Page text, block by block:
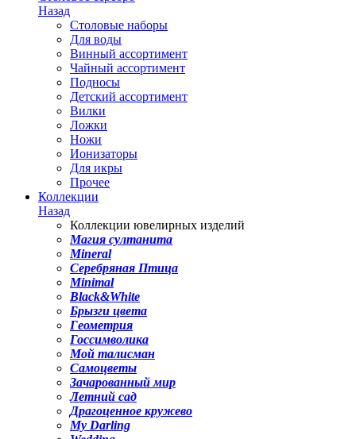
Назад
Столовые наборы
Для воды
Винный ассортимент
Чайный ассортимент
Подносы
Детский ассортимент
Вилки
Ложки
Ножи
Ионизаторы
Для икры
Прочее
Коллекции
Назад
Коллекции ювелирных изделий
Магия султанита
Mineral
Серебряная Птица
Minimal
Black&White
Брызги цвета
Геометрия
Госсимволика
Мой талисман
Самоцветы
Зачарованный мир
Летний сад
Драгоценное кружево
My Darling